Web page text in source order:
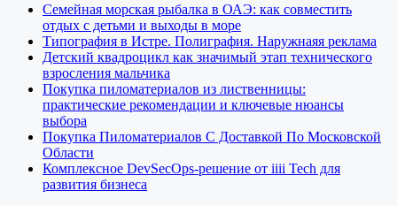
Семейная морская рыбалка в ОАЭ: как совместить
отдых с детьми и выходы в море
Типография в Истре. Полиграфия. Наружнаяя реклама
Детский квадроцикл как значимый этап технического
взросления мальчика
Покупка пиломатериалов из лиственницы:
практические рекомендации и ключевые нюансы
выбора
Покупка Пиломатериалов С Доставкой По Московской
Области
Комплексное DevSecOps-решение от iiii Tech для
развития бизнеса